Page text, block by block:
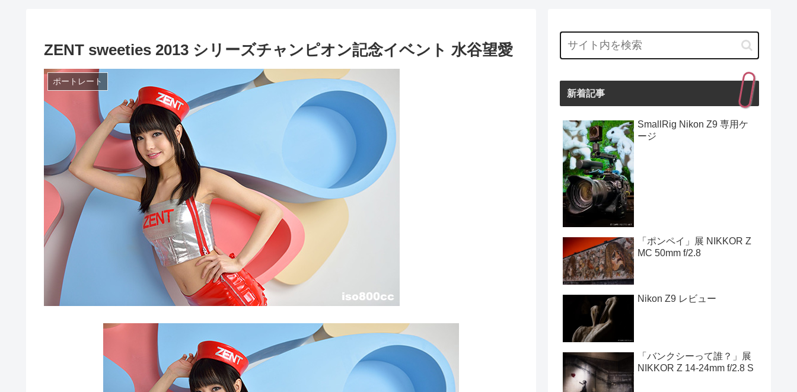
ZENT sweeties 2013 シリーズチャンピオン記念イベント 水谷望愛
ポートレート
新着記事
SmallRig Nikon Z9 専用ケ
ージ
「ポンペイ」展 NIKKOR Z
MC 50mm f/2.8
Nikon Z9 レビュー
「バンクシーって誰？」展
NIKKOR Z 14-24mm f/2.8 S